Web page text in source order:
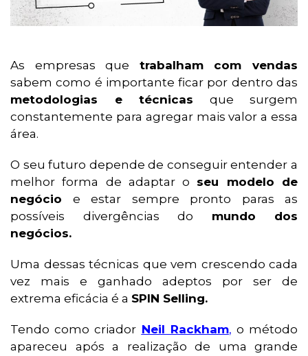
As empresas que trabalham com vendas
sabem como é importante ficar por dentro das
metodologias e técnicas que surgem
constantemente para agregar mais valor a essa
área.
O seu futuro depende de conseguir entender a
melhor forma de adaptar o seu modelo de
negócio e estar sempre pronto paras as
possíveis divergências do mundo dos
negócios.
Uma dessas técnicas que vem crescendo cada
vez mais e ganhado adeptos por ser de
extrema eficácia é a SPIN Selling.
Tendo como criador Neil Rackham, o método
apareceu após a realização de uma grande